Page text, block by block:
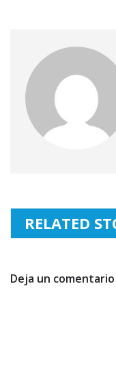
RELATED
Deja un comentario